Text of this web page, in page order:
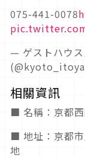
075-441-0078
— ゲストハウス
相關資訊
■ 名稱：京都
■ 地址：京都
地